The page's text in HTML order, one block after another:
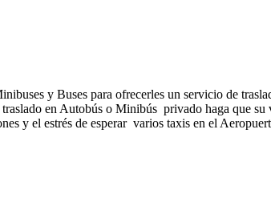
y Buses para ofrecerles un servicio de
en Autobús o Minibús privado haga que
y el estrés de esperar varios taxis en el